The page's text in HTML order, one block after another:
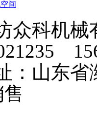
间
众科机
：山东省